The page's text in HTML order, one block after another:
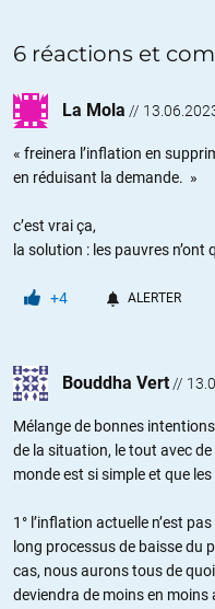
6 réactions et
La Mola //
« freinera l’inflation en
en réduisant la demande. »
c’est vrai ça,
la solution : les pauvres n’ont
+4 ALERTER
Bouddha Vert //
Mélange de bonnes
de la situation, le tout avec
monde est si simple et que
1° l’inflation actuelle n’est
long processus de baisse du
cas, nous aurons tous de
deviendra de moins en